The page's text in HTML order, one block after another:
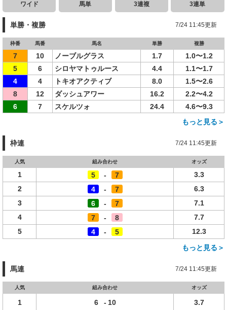
ワイド 馬単 3連複 3連単
単勝・複勝 7/24 11:45更新
枠番 馬番 馬名 単勝 複勝
7 10 ノーブルグラス 1.7
1.0〜1.2
5
6 シロヤマトゥルース 4.4
1.1〜1.7
4
4 トキオアクティブ 8.0
1.5〜2.6
8
12 ダッシュアワー 16.2
2.2〜4.2
6
7 スケルツォ 24.4
4.6〜9.3
もっと見る＞
枠連 7/24 11:45更新
人気 組み合わせ オッズ
1 5 - 7
3.3
2
4 - 7
6.3
3
6 - 7
7.1
4
7 - 8
7.7
5
4 - 5
12.3
もっと見る＞
馬連 7/24 11:45更新
人気 組み合わせ オッズ
1 6 - 10 3.7